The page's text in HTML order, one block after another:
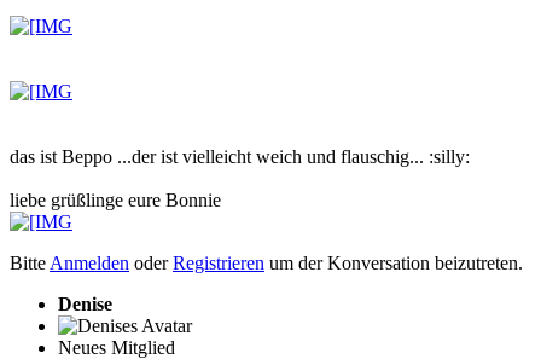
das ist Beppo ...der ist vielleicht weich und flauschig... :silly:
liebe grüßlinge eure Bonnie
Bitte Anmelden oderRegistrieren um der Konversation beizutreten.
Denise
Neues Mitglied